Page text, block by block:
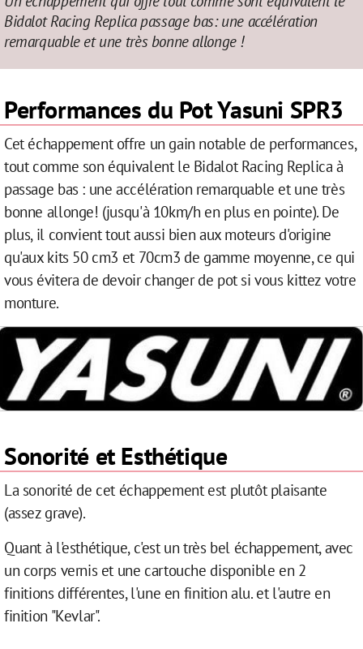
Bidalot Racing Replica passage bas: une accélération
remarquable et une très bonne allonge !
Performances du Pot Yasuni SPR3
Cet échappement offre un gain notable de performances,
tout comme son équivalent le Bidalot Racing Replica à
passage bas : une accélération remarquable et une très
bonne allonge! (jusqu'à 10km/h en plus en pointe). De
plus, il convient tout aussi bien aux moteurs d'origine
qu'aux kits 50 cm3 et 70cm3 de gamme moyenne, ce qui
vous évitera de devoir changer de pot si vous kittez votre
monture.
Sonorité et Esthétique
La sonorité de cet échappement est plutôt plaisante
(assez grave).
Quant à l'esthétique, c'est un très bel échappement, avec
un corps vernis et une cartouche disponible en 2
finitions différentes, l'une en finition alu. et l'autre en
finition "Kevlar".